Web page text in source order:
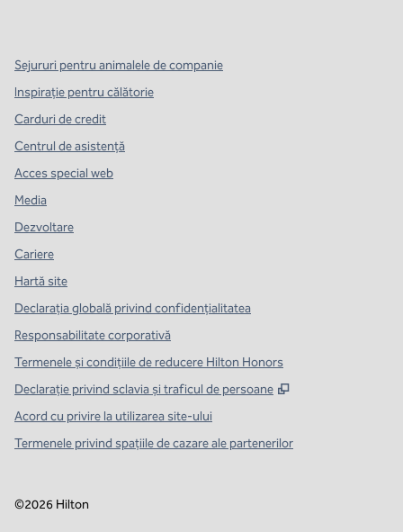
Sejururi pentru animalele de companie
Inspirație pentru călătorie
Carduri de credit
Centrul de asistență
Acces special web
Media
Dezvoltare
Cariere
Hartă site
Declarația globală privind confidenţialitatea
Responsabilitate corporativă
Termenele și condițiile de reducere Hilton Honors
Declarație privind sclavia și traficul de persoane
,
Acord cu privire la utilizarea site-ului
Termenele privind spațiile de cazare ale partenerilor
©2026 Hilton